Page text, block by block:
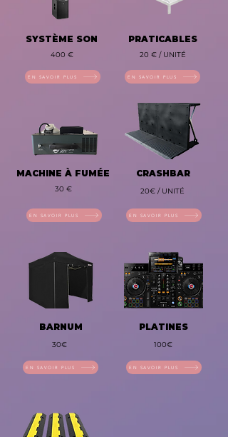
SYSTÈME SON
400 €
EN SAVOIR PLUS
PRATICABLES
20 € / UNITÉ
EN SAVOIR PLUS
MACHINE À FUMÉE
30 €
EN SAVOIR PLUS
CRASHBAR
20€ / UNITÉ
EN SAVOIR PLUS
BARNUM
30€
EN SAVOIR PLUS
PLATINES
100€
EN SAVOIR PLUS